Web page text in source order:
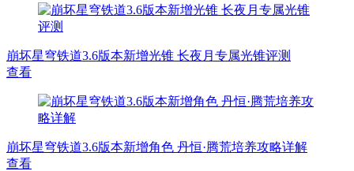
崩坏星穹铁道3.6版本新增光锥 长夜月专属光锥评测
查看
崩坏星穹铁道3.6版本新增角色 丹恒·腾荒培养攻略详解
查看